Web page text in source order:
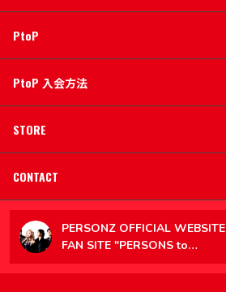
PtoP
PtoP 入会方法
STORE
CONTACT
PERSONZ OFFICIAL
FAN SITE "PERSONS to
PERSONZ（PtoP）"